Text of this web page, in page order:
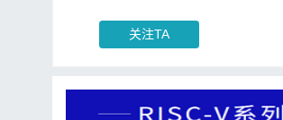
关注TA